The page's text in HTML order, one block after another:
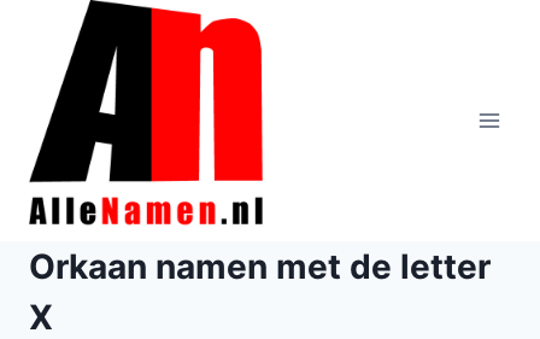
Doorgaan
inhoud
Orkaan namen met de letter
X